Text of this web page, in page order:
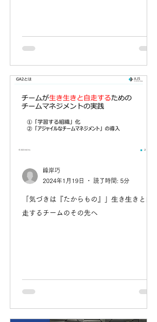
「気づきは『たからもの』」⽣き⽣きと⾃
⾛するチームのその先へ
峰岸巧
2024年1月19日
読了時間: 5分